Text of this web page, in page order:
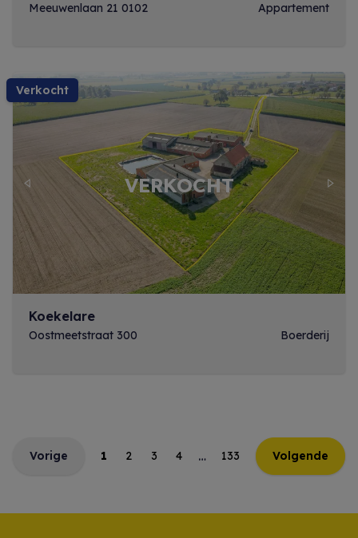
Meeuwenlaan 21 0102 Appartement
verkocht
Previous Next
Koekelare
Oostmeetstraat 300 Boerderij
Vorige 1 2 3 4 … 133 Volgende